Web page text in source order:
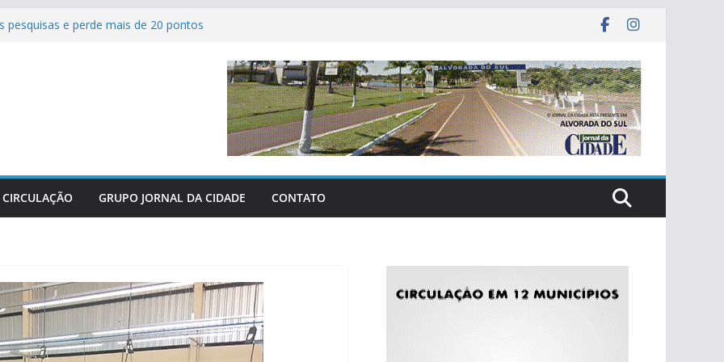
pesquisas e perde mais de 20 pontos
revolucionam atendimento aos
Oeste
as últimas três grandes guerras
Federação e reafirma apoio total
CIRCULAÇÃO GRUPO JORNAL DA CIDADE CONTATO